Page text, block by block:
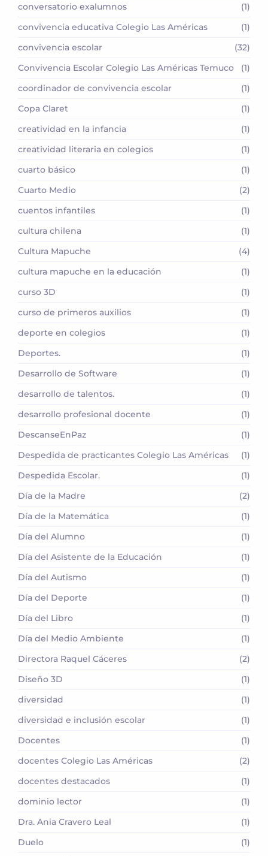
conversatorio exalumnos
(1)
convivencia educativa Colegio Las Américas
(1)
convivencia escolar
(32)
Convivencia Escolar Colegio Las Américas Temuco
(1)
coordinador de convivencia escolar
(1)
Copa Claret
(1)
creatividad en la infancia
(1)
creatividad literaria en colegios
(1)
cuarto básico
(1)
Cuarto Medio
(2)
cuentos infantiles
(1)
cultura chilena
(1)
Cultura Mapuche
(4)
cultura mapuche en la educación
(1)
curso 3D
(1)
curso de primeros auxilios
(1)
deporte en colegios
(1)
Deportes.
(1)
Desarrollo de Software
(1)
desarrollo de talentos.
(1)
desarrollo profesional docente
(1)
DescanseEnPaz
(1)
Despedida de practicantes Colegio Las Américas
(1)
Despedida Escolar.
(1)
Día de la Madre
(2)
Día de la Matemática
(1)
Día del Alumno
(1)
Día del Asistente de la Educación
(1)
Día del Autismo
(1)
Día del Deporte
(1)
Día del Libro
(1)
Día del Medio Ambiente
(1)
Directora Raquel Cáceres
(2)
Diseño 3D
(1)
diversidad
(1)
diversidad e inclusión escolar
(1)
Docentes
(1)
docentes Colegio Las Américas
(2)
docentes destacados
(1)
dominio lector
(1)
Dra. Ania Cravero Leal
(1)
Duelo
(1)